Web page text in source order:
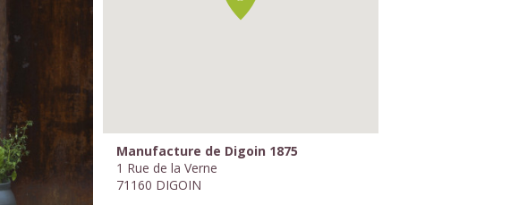
Manufacture de Digoin 1875
1 Rue de la Verne
71160 DIGOIN